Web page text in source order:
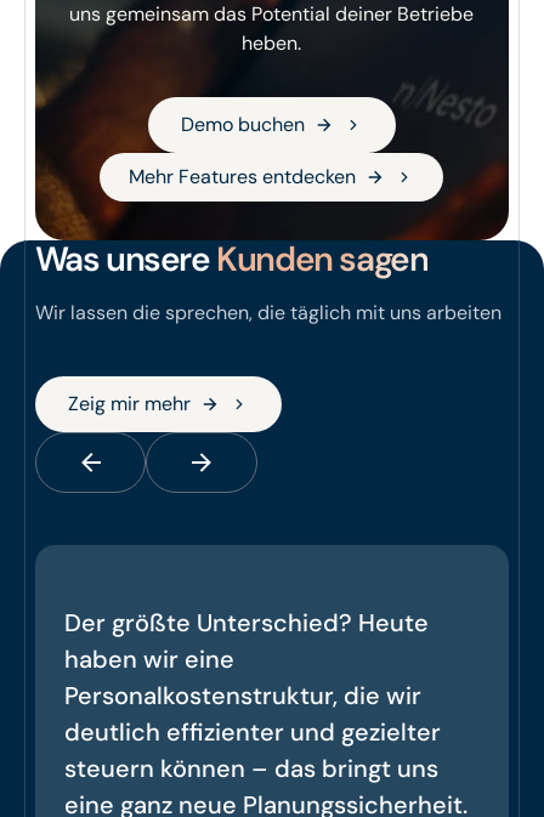
uns gemeinsam das Potential deiner Betriebe
heben.
Demo buchen
Demo buchen
Mehr Features entdecken
Mehr Features entdecken
Was unsereKunden sagen
Wir lassen die sprechen, die täglich mit uns arbeiten
Zeig mir mehr
Zeig mir mehr
Der größte Unterschied? Heute
haben wir eine
Personalkostenstruktur, die wir
deutlich effizienter und gezielter
steuern können – das bringt uns
eine ganz neue Planungssicherheit.